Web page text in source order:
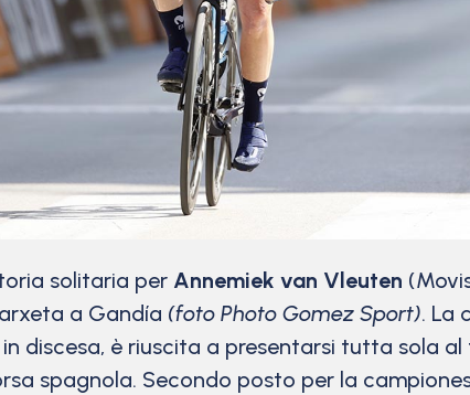
solitaria per Annemiek van Vleuten
a Gandía (foto Photo Gomez Sport). La
discesa, è riuscita a presentarsi tutta sola
spagnola. Secondo posto per la